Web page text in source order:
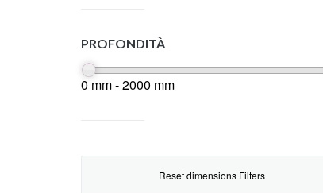
PROFONDITÀ
0 mm - 2000 mm
Reset dimensions Filters